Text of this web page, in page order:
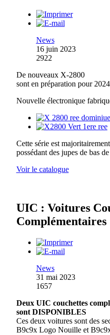
News
16 juin 2023
2922
De nouveaux X-2800
sont en préparation pour
Nouvelle électronique
Cette série est
possédant des jupes de bas
Voir le catalogue
UIC : Voitures
Complémentaires
News
31 mai 2023
1657
Deux UIC couchettes
sont DISPONIBLES
Ces deux voitures sont des
B9c9x Logo Nouille et